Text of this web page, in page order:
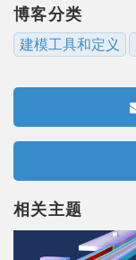
博客分类
建模工具和定义
相关主题